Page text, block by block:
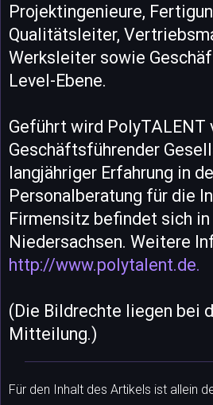
Projektingenieure,
Qualitätsleiter,
Werksleiter sowie
Level-Ebene.
Geführt wird PolyTALENT
Geschäftsführender
langjähriger Erfahrung in
Personalberatung für die
Firmensitz befindet sich in
Niedersachsen. Weitere
http://www.polytalent.de.
(Die Bildrechte liegen bei
Mitteilung.)
Für den Inhalt des Artikels ist allein